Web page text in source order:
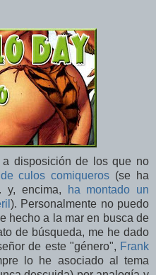
disposición de los que no
culos comiqueros (se ha
y, encima,
ha montado un
). Personalmente no puedo
hecho a la mar en busca de
de búsqueda, me he dado
de este "género", Frank
lo he asociado al tema